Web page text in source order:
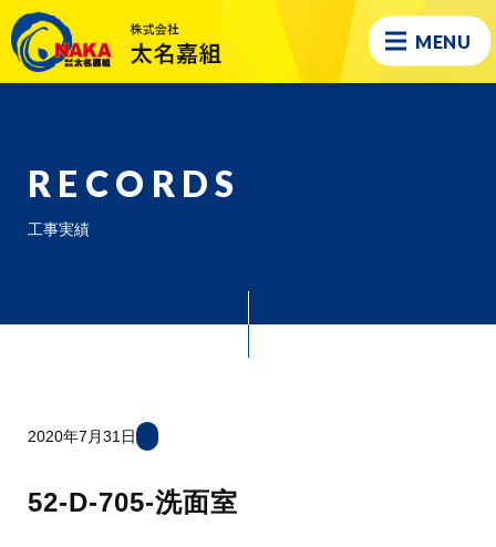
MENU
RECORDS
工事実績
2020年7月31日
52-D-705-洗面室